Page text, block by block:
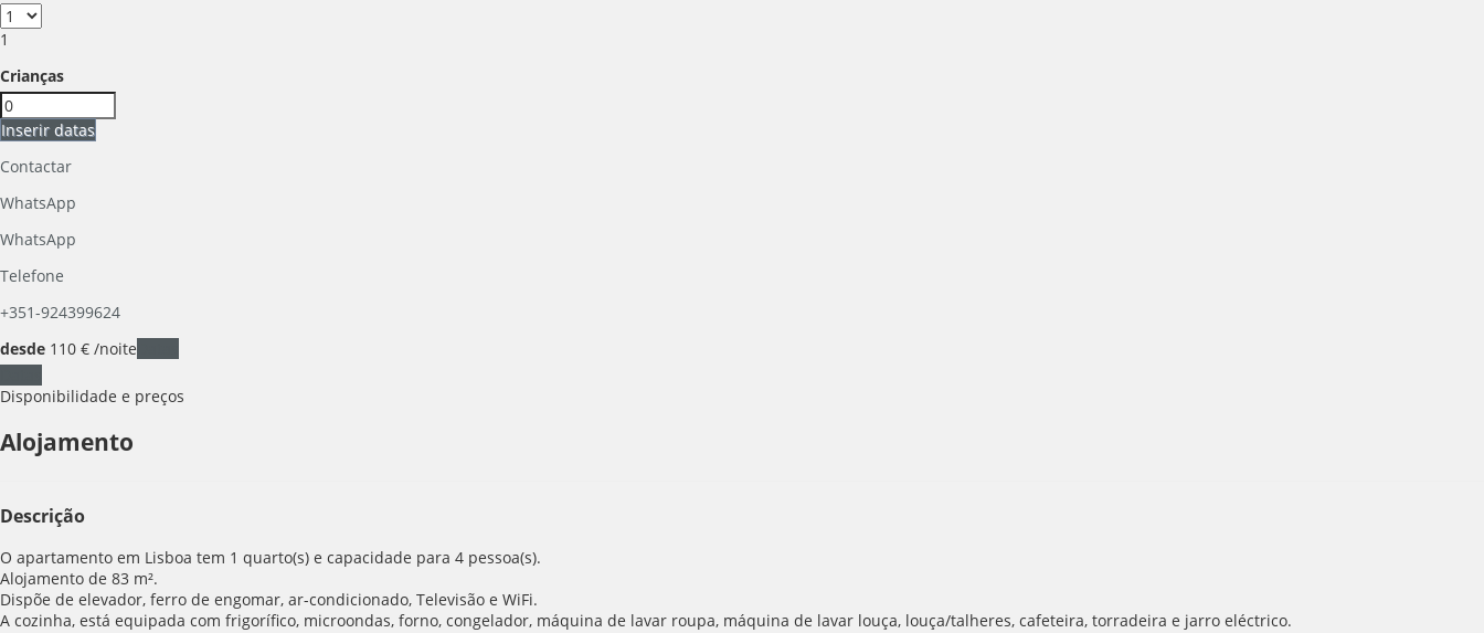
1
Crianças
Inserir datas
Contactar
WhatsApp
WhatsApp
Telefone
+351-924399624
desde 110 € /noite
Disponibilidade e preços
Alojamento
Descrição
O apartamento em Lisboa tem 1 quarto(s) e capacidade para 4 pessoa(s).
Alojamento de 83 m².
Dispõe de elevador, ferro de engomar, ar-condicionado, Televisão e WiFi.
A cozinha, está equipada com frigorífico, microondas, forno, congelador, máquina de lavar roupa, máquina de lavar louça, louça/talheres, cafeteira, torradeira e jarro eléctrico.